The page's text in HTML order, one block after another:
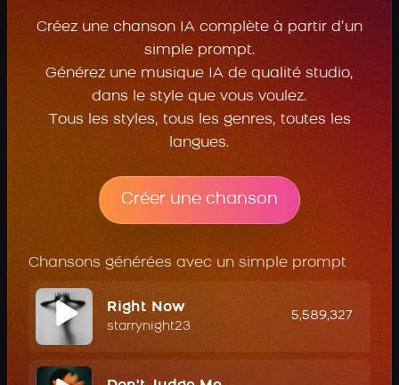
Créez une chanson IA complète à partir d’un
simple prompt.
Générez une musique IA de qualité studio,
dans le style que vous voulez.
Tous les styles, tous les genres, toutes les
langues.
Créer une chanson
Chansons générées avec un simple prompt
Right Now
starrynight23
5,589,327